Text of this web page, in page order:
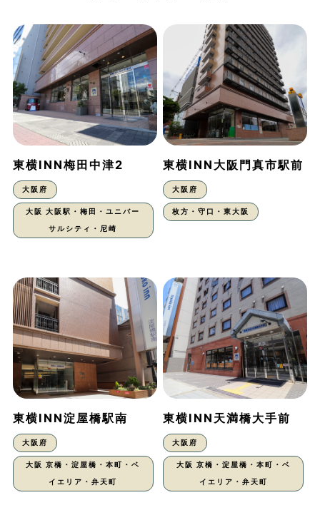
東横INN梅田中津2
大阪府
大阪 大阪駅・梅田・ユニバー
サルシティ・尼崎
東横INN大阪門真市駅前
大阪府
枚方・守口・東大阪
東横INN淀屋橋駅南
大阪府
大阪 京橋・淀屋橋・本町・ベ
イエリア・弁天町
東横INN天満橋大手前
大阪府
大阪 京橋・淀屋橋・本町・ベ
イエリア・弁天町